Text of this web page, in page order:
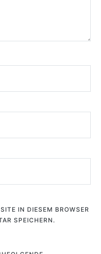
IN DIESEM BROWSER
SPEICHERN.